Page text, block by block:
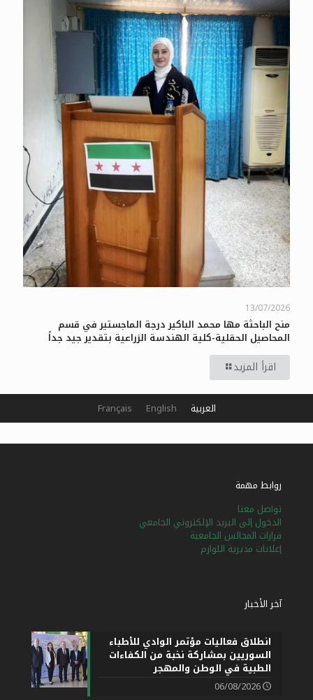
13/07/2026
منح الباحثة مها محمد الباكير درجة الماجستير في قسم
المحاصيل الحقلية-كلية الهندسة الزراعية بتقدير جيد جداً
اقرأ المزيد
روابط مهمة
تواصل معنا
الدخول إلى البريد الإلكتروني الجامعي
قرارات المجالس الجامعية
إعلانات مديرية اللوازم
آخر الأخبار
انطلاق فعاليات مؤتمر الوادي للأطباء
السوريين بمشاركة نخبة من الكفاءات
الطبية في الوطن والمهجر
06/08/2026
العربية English
Français